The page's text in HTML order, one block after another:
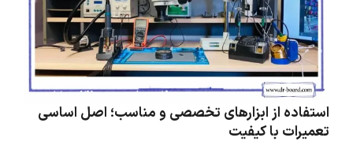
استفاده از ابزارهای تخصصی و مناسب؛ اصل اساسی
تعمیرات با کیفیت